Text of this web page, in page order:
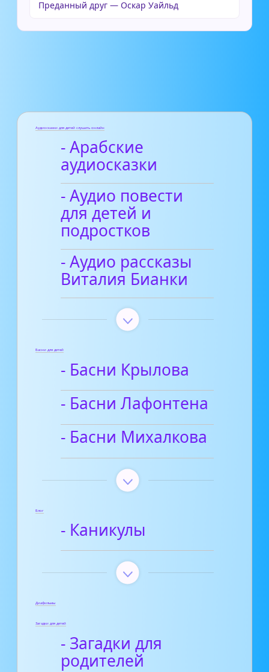
Преданный друг — Оскар Уайльд
Аудиосказки для детей слушать онлайн
- Арабские
аудиосказки
- Аудио повести
для детей и
подростков
- Аудио рассказы
Виталия Бианки
Басни для детей
- Басни Крылова
- Басни Лафонтена
- Басни Михалкова
Блог
- Каникулы
Диафильмы
Загадки для детей
- Загадки для
родителей